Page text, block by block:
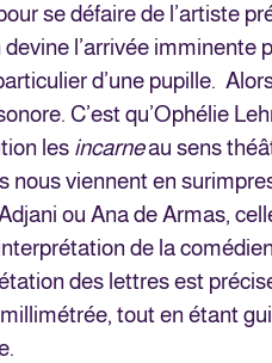
se défaire de l’artiste
l’arrivée imminente
d’une pupille.
C’est qu’Ophélie
les incarneau sens
nous viennent en
ou Ana de Armas,
de la
des lettres est
tout en étant